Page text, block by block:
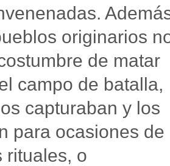
originarios
de matar
campo de batalla,
capturaban y los
para ocasiones de
rituales, o